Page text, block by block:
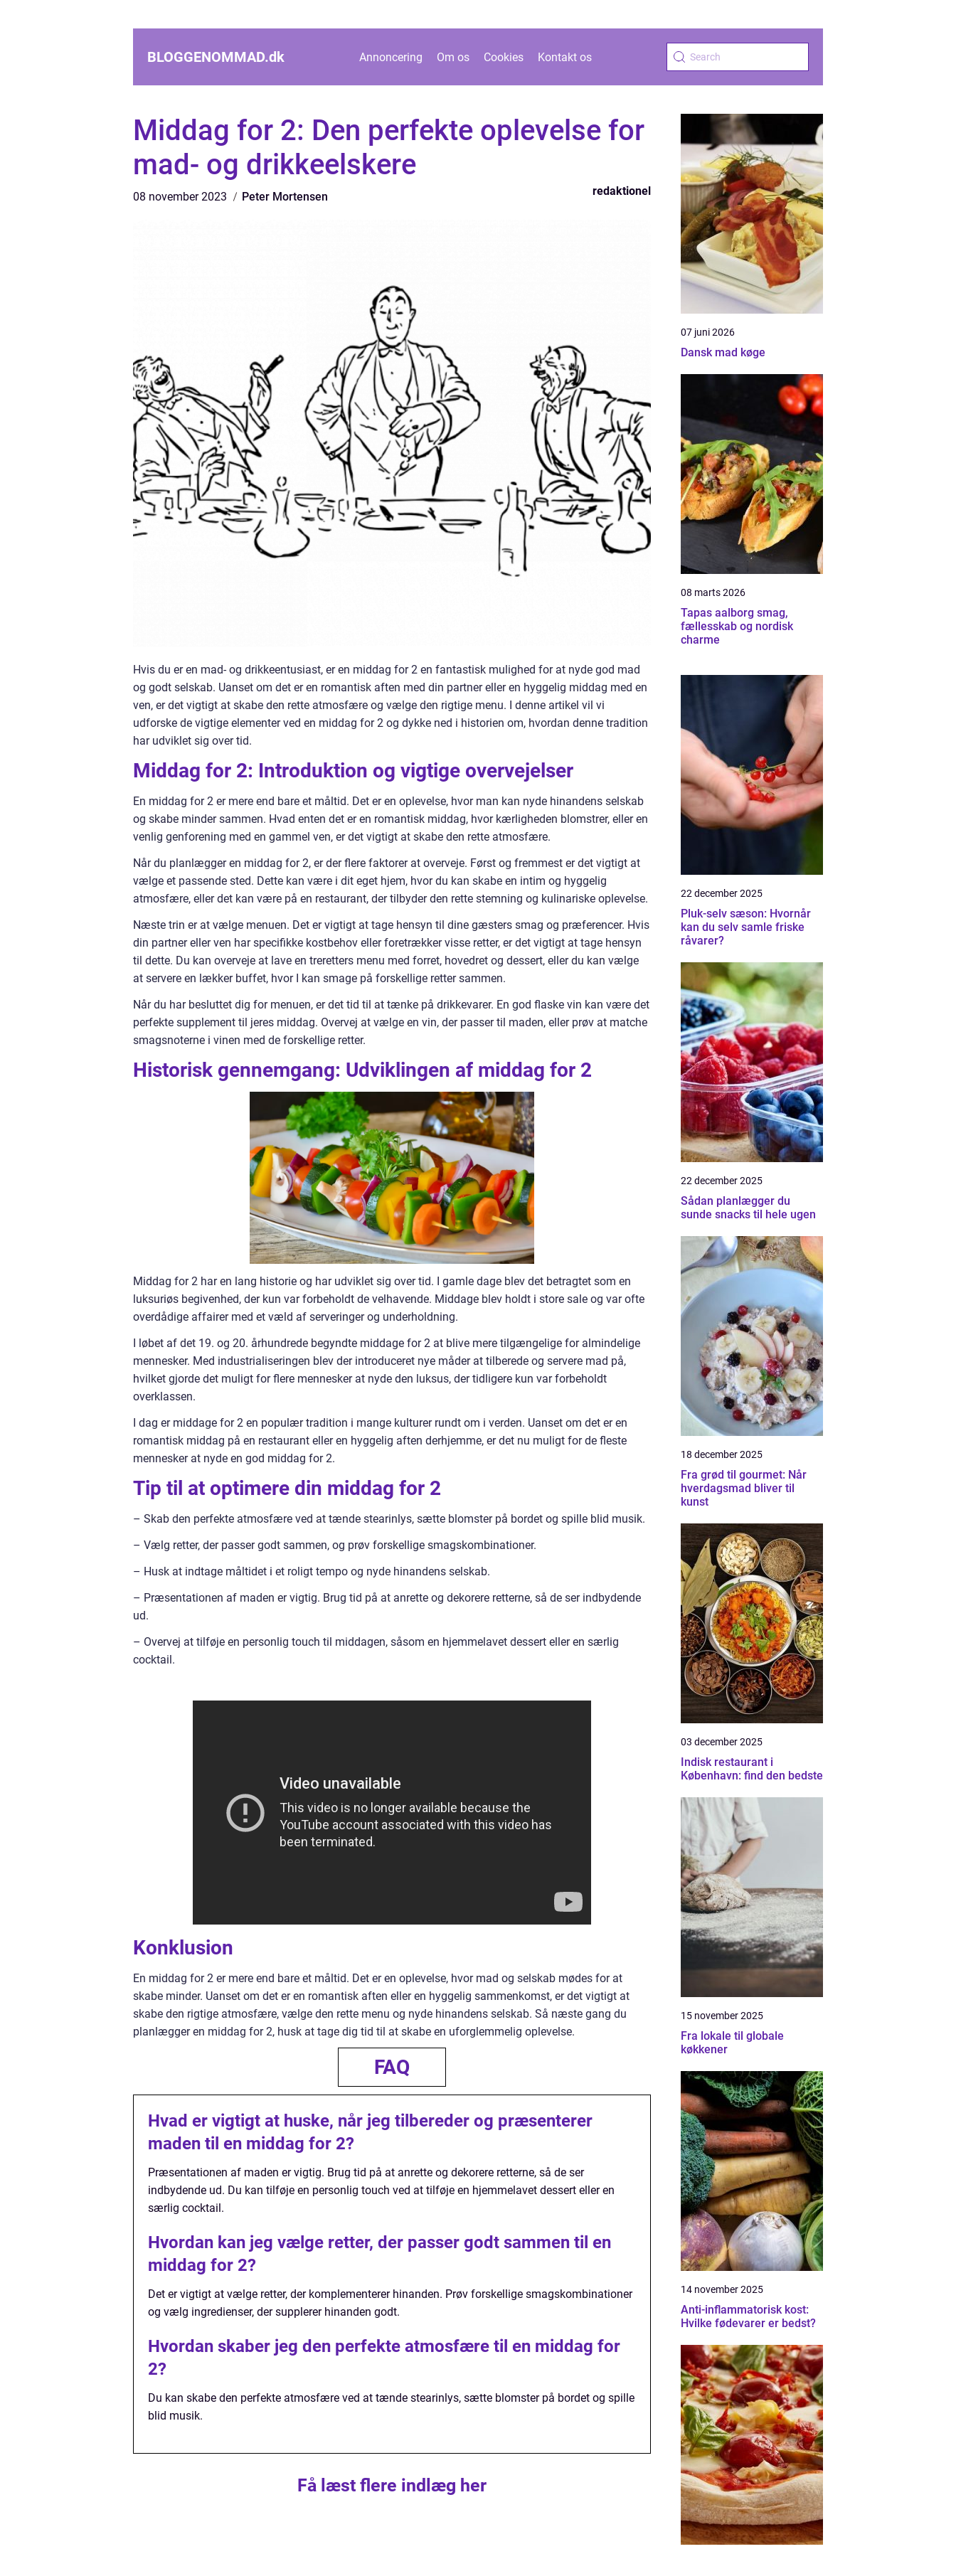
BLOGGENOMMAD.dk Annoncering Om os Cookies Kontakt os
Middag for 2: Den perfekte oplevelse for
mad- og drikkeelskere
08 november 2023 Peter Mortensen redaktionel
Hvis du er en mad- og drikkeentusiast, er en middag for 2 en fantastisk mulighed for at nyde god mad
og godt selskab. Uanset om det er en romantisk aften med din partner eller en hyggelig middag med en
ven, er det vigtigt at skabe den rette atmosfære og vælge den rigtige menu. I denne artikel vil vi
udforske de vigtige elementer ved en middag for 2 og dykke ned i historien om, hvordan denne tradition
har udviklet sig over tid.
Middag for 2: Introduktion og vigtige overvejelser
En middag for 2 er mere end bare et måltid. Det er en oplevelse, hvor man kan nyde hinandens selskab
og skabe minder sammen. Hvad enten det er en romantisk middag, hvor kærligheden blomstrer, eller en
venlig genforening med en gammel ven, er det vigtigt at skabe den rette atmosfære.
Når du planlægger en middag for 2, er der flere faktorer at overveje. Først og fremmest er det vigtigt at
vælge et passende sted. Dette kan være i dit eget hjem, hvor du kan skabe en intim og hyggelig
atmosfære, eller det kan være på en restaurant, der tilbyder den rette stemning og kulinariske oplevelse.
Næste trin er at vælge menuen. Det er vigtigt at tage hensyn til dine gæsters smag og præferencer. Hvis
din partner eller ven har specifikke kostbehov eller foretrækker visse retter, er det vigtigt at tage hensyn
til dette. Du kan overveje at lave en treretters menu med forret, hovedret og dessert, eller du kan vælge
at servere en lækker buffet, hvor I kan smage på forskellige retter sammen.
Når du har besluttet dig for menuen, er det tid til at tænke på drikkevarer. En god flaske vin kan være det
perfekte supplement til jeres middag. Overvej at vælge en vin, der passer til maden, eller prøv at matche
smagsnoterne i vinen med de forskellige retter.
Historisk gennemgang: Udviklingen af middag for 2
Middag for 2 har en lang historie og har udviklet sig over tid. I gamle dage blev det betragtet som en
luksuriøs begivenhed, der kun var forbeholdt de velhavende. Middage blev holdt i store sale og var ofte
overdådige affairer med et væld af serveringer og underholdning.
I løbet af det 19. og 20. århundrede begyndte middage for 2 at blive mere tilgængelige for almindelige
mennesker. Med industrialiseringen blev der introduceret nye måder at tilberede og servere mad på,
hvilket gjorde det muligt for flere mennesker at nyde den luksus, der tidligere kun var forbeholdt
overklassen.
I dag er middage for 2 en populær tradition i mange kulturer rundt om i verden. Uanset om det er en
romantisk middag på en restaurant eller en hyggelig aften derhjemme, er det nu muligt for de fleste
mennesker at nyde en god middag for 2.
Tip til at optimere din middag for 2
– Skab den perfekte atmosfære ved at tænde stearinlys, sætte blomster på bordet og spille blid musik.
– Vælg retter, der passer godt sammen, og prøv forskellige smagskombinationer.
– Husk at indtage måltidet i et roligt tempo og nyde hinandens selskab.
– Præsentationen af maden er vigtig. Brug tid på at anrette og dekorere retterne, så de ser indbydende
ud.
– Overvej at tilføje en personlig touch til middagen, såsom en hjemmelavet dessert eller en særlig
cocktail.
Konklusion
En middag for 2 er mere end bare et måltid. Det er en oplevelse, hvor mad og selskab mødes for at
skabe minder. Uanset om det er en romantisk aften eller en hyggelig sammenkomst, er det vigtigt at
skabe den rigtige atmosfære, vælge den rette menu og nyde hinandens selskab. Så næste gang du
planlægger en middag for 2, husk at tage dig tid til at skabe en uforglemmelig oplevelse.
FAQ
Hvad er vigtigt at huske, når jeg tilbereder og præsenterer
maden til en middag for 2?
Præsentationen af maden er vigtig. Brug tid på at anrette og dekorere retterne, så de ser
indbydende ud. Du kan tilføje en personlig touch ved at tilføje en hjemmelavet dessert eller en
særlig cocktail.
Hvordan kan jeg vælge retter, der passer godt sammen til en
middag for 2?
Det er vigtigt at vælge retter, der komplementerer hinanden. Prøv forskellige smagskombinationer
og vælg ingredienser, der supplerer hinanden godt.
Hvordan skaber jeg den perfekte atmosfære til en middag for
2?
Du kan skabe den perfekte atmosfære ved at tænde stearinlys, sætte blomster på bordet og spille
blid musik.
Få læst flere indlæg her
07 juni 2026
Dansk mad køge
08 marts 2026
Tapas aalborg smag,
fællesskab og nordisk
charme
22 december 2025
Pluk-selv sæson: Hvornår
kan du selv samle friske
råvarer?
22 december 2025
Sådan planlægger du
sunde snacks til hele ugen
18 december 2025
Fra grød til gourmet: Når
hverdagsmad bliver til
kunst
03 december 2025
Indisk restaurant i
København: find den bedste
15 november 2025
Fra lokale til globale
køkkener
14 november 2025
Anti-inflammatorisk kost:
Hvilke fødevarer er bedst?